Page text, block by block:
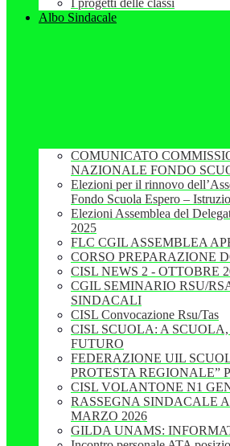
I progetti delle classi
Albo Sindacale
COMUNICATO
NAZIONALE FONDO
Elezioni per il rinnovo
Fondo Scuola Espero –
Elezioni Assemblea del
2025
FLC CGIL ASSEMBLEA
CORSO PREPARAZIONE
CISL NEWS 2 - OTTOBRE
CGIL SEMINARIO RSU/
SINDACALI
CISL Convocazione Rsu/Tas
CISL SCUOLA: A
FUTURO
FEDERAZIONE UIL
PROTESTA REGIONALE”
CISL VOLANTONE N1
RASSEGNA SINDACALE
MARZO 2026
GILDA UNAMS: